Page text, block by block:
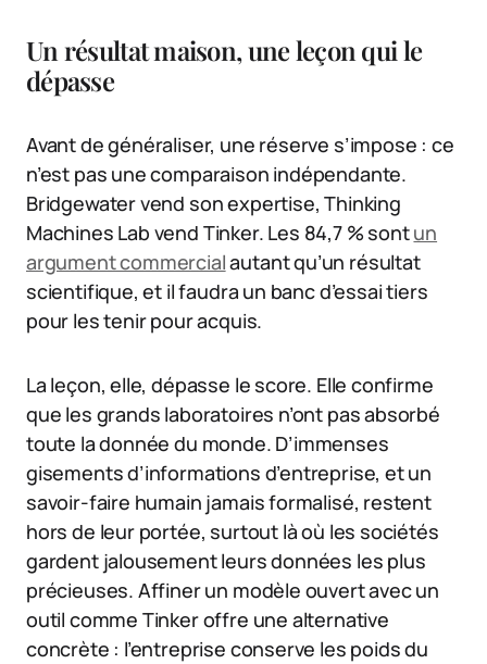
Un résultat maison, une leçon qui le
dépasse
Avant de généraliser, une réserve s’impose : ce
n’est pas une comparaison indépendante.
Bridgewater vend son expertise, Thinking
Machines Lab vend Tinker. Les 84,7 % sontun
argument commercialautant qu’un résultat
scientifique, et il faudra un banc d’essai tiers
pour les tenir pour acquis.
La leçon, elle, dépasse le score. Elle confirme
que les grands laboratoires n’ont pas absorbé
toute la donnée du monde. D’immenses
gisements d’informations d’entreprise, et un
savoir-faire humain jamais formalisé, restent
hors de leur portée, surtout là où les sociétés
gardent jalousement leurs données les plus
précieuses. Affiner un modèle ouvert avec un
outil comme Tinker offre une alternative
concrète : l’entreprise conserve les poids du